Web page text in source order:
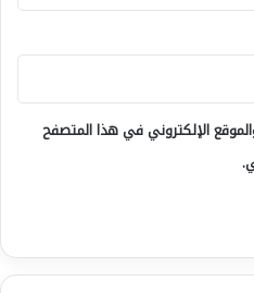
الإلكتروني في هذا المتصفح